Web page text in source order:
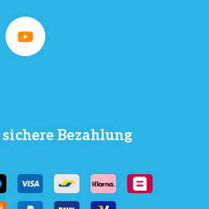
Bezahlung